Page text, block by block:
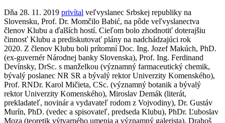
Dňa 28. 11. 2019 privítal veľvyslanec Srbskej republiky na
Slovensku, Prof. Dr. Momčilo Babić, na pôde veľvyslanectva
členov Klubu a ďalších hostí. Cieľom bolo zhodnotiť doterajšiu
činnosť Klubu a prediskutovať plány na nadchádzajúci rok
2020. Z členov Klubu boli prítomní Doc. Ing. Jozef Makúch, PhD.
(ex-guvernér Národnej banky Slovenska), Prof. Ing. Ferdinand
Devínsky, DrSc. s manželkou (významný farmaceutický chemik,
bývalý poslanec NR SR a bývalý rektor Univerzity Komenského),
Prof. RNDr. Karol Mičieta, CSc. (významný botanik a bývalý
rektor Univerzity Komenského), Miroslav Demák (literát,
prekladateľ, novinár a vydavateľ rodom z Vojvodiny), Dr. Gustáv
Murín, PhD. (vedec a spisovateľ, predseda Klubu), PhDr. Ľuboslav
Moza (teoretik výtvarného umenia a významný galerista), Drahoš